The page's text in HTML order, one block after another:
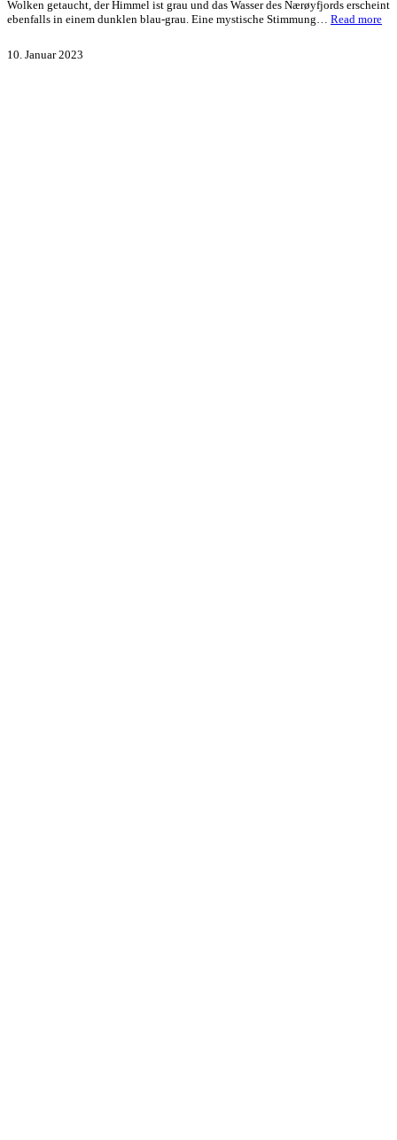
Wolken getaucht, der Himmel ist grau und das Wasser des Nærøyfjords erscheint
ebenfalls in einem dunklen blau-grau. Eine mystische Stimmung… Read more
10. Januar 2023